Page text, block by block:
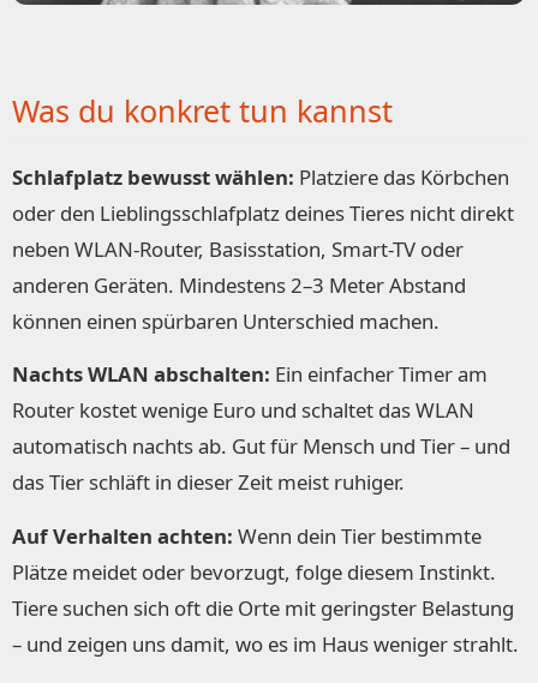
Was du konkret tun kannst
Schlafplatz bewusst wählen: Platziere das Körbchen
oder den Lieblingsschlafplatz deines Tieres nicht direkt
neben WLAN-Router, Basisstation, Smart-TV oder
anderen Geräten. Mindestens 2–3 Meter Abstand
können einen spürbaren Unterschied machen.
Nachts WLAN abschalten: Ein einfacher Timer am
Router kostet wenige Euro und schaltet das WLAN
automatisch nachts ab. Gut für Mensch und Tier – und
das Tier schläft in dieser Zeit meist ruhiger.
Auf Verhalten achten: Wenn dein Tier bestimmte
Plätze meidet oder bevorzugt, folge diesem Instinkt.
Tiere suchen sich oft die Orte mit geringster Belastung
– und zeigen uns damit, wo es im Haus weniger strahlt.